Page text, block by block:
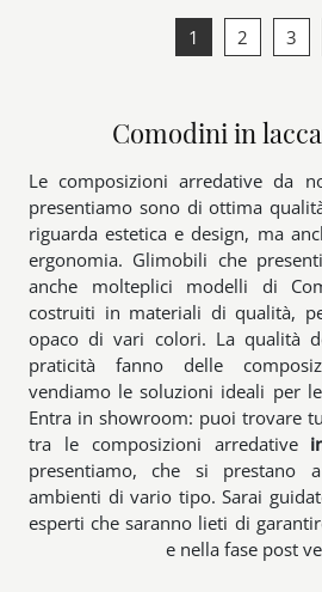
1 2 3
Comodini in
Le composizioni arredative da
presentiamo sono di ottima
riguarda estetica e design, ma
ergonomia. Glimobili che
anche molteplici modelli di
costruiti in materiali di qualità,
opaco di vari colori. La qualità
praticità fanno delle
vendiamo le soluzioni ideali per
Entra in showroom: puoi trovare
tra le composizioni arredative
presentiamo, che si prestano
ambienti di vario tipo. Sarai
esperti che saranno lieti di
e nella fase post